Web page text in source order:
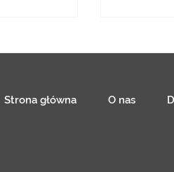
Strona główna O nas